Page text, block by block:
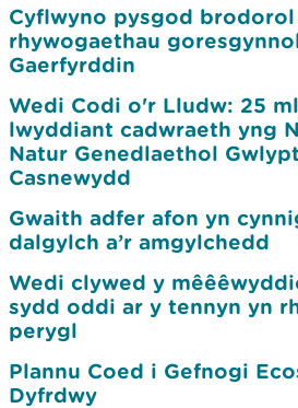
Cyflwyno pysgod
rhywogaethau
Gaerfyrddin
Wedi Codi o'r Lludw: 25
lwyddiant cadwraeth yng
Natur Genedlaethol
Casnewydd
Gwaith adfer afon yn
dalgylch a’r amgylchedd
Wedi clywed y
sydd oddi ar y tennyn yn
perygl
Plannu Coed i Gefnogi
Dyfrdwy